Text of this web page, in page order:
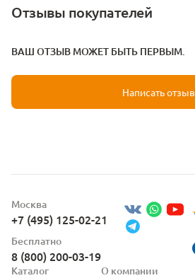
Отзывы покупателей
ВАШ ОТЗЫВ МОЖЕТ БЫТЬ ПЕРВЫМ.
Написать отзыв
Москва
+7 (495) 125-02-21
Бесплатно
8 (800) 200-03-19
Каталог О компании